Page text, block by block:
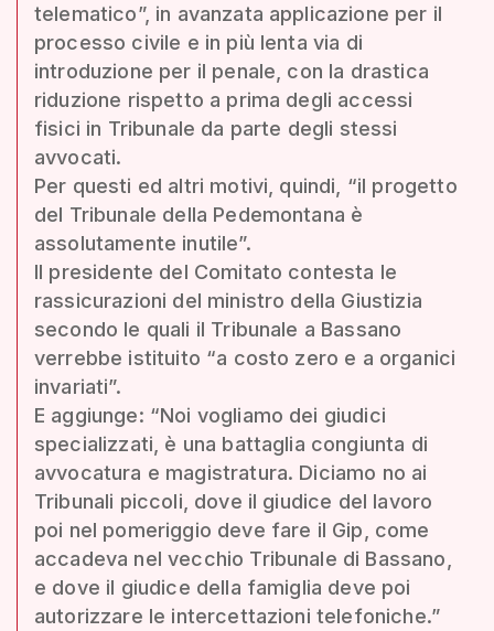
telematico”, in avanzata applicazione per il
processo civile e in più lenta via di
introduzione per il penale, con la drastica
riduzione rispetto a prima degli accessi
fisici in Tribunale da parte degli stessi
avvocati.
Per questi ed altri motivi, quindi, “il progetto
del Tribunale della Pedemontana è
assolutamente inutile”.
Il presidente del Comitato contesta le
rassicurazioni del ministro della Giustizia
secondo le quali il Tribunale a Bassano
verrebbe istituito “a costo zero e a organici
invariati”.
E aggiunge: “Noi vogliamo dei giudici
specializzati, è una battaglia congiunta di
avvocatura e magistratura. Diciamo no ai
Tribunali piccoli, dove il giudice del lavoro
poi nel pomeriggio deve fare il Gip, come
accadeva nel vecchio Tribunale di Bassano,
e dove il giudice della famiglia deve poi
autorizzare le intercettazioni telefoniche.”